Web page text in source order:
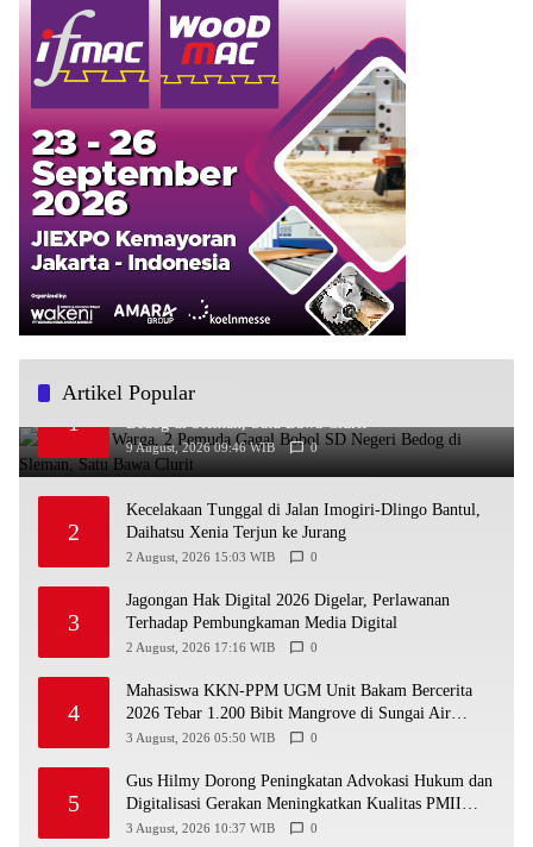
Artikel Popular
1
Terpergok Warga, 2 Pemuda Gagal Bobol SD Negeri
Bedog di Sleman, Satu Bawa Clurit
9 August, 2026 09:46 WIB 0
2
Kecelakaan Tunggal di Jalan Imogiri-Dlingo Bantul,
Daihatsu Xenia Terjun ke Jurang
2 August, 2026 15:03 WIB 0
3
Jagongan Hak Digital 2026 Digelar, Perlawanan
Terhadap Pembungkaman Media Digital
2 August, 2026 17:16 WIB 0
4
Mahasiswa KKN-PPM UGM Unit Bakam Bercerita
2026 Tebar 1.200 Bibit Mangrove di Sungai Air
Layang
3 August, 2026 05:50 WIB 0
5
Gus Hilmy Dorong Peningkatan Advokasi Hukum dan
Digitalisasi Gerakan Meningkatkan Kualitas PMII
DIY
3 August, 2026 10:37 WIB 0